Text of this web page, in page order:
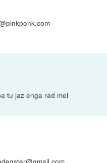
tu jaz enga rad mel